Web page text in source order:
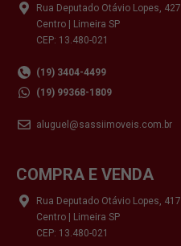
Rua Deputado Otávio Lopes, 427
Centro | Limeira SP
CEP: 13.480-021
(19) 3404-4499
(19) 99368-1809
aluguel@sassiimoveis.com.br
COMPRA E VENDA
Rua Deputado Otávio Lopes, 417
Centro | Limeira SP
CEP: 13.480-021